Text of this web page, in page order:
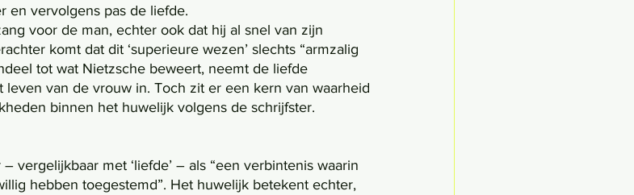
en vervolgens pas de liefde.
komt dat dit ‘superieure wezen’ slechts “armzalig
tot wat Nietzsche beweert, neemt de liefde
van de vrouw in. Toch zit er een kern van waarheid
binnen het huwelijk volgens de schrijfster.
vergelijkbaar met ‘liefde’ – als “een verbintenis waarin
hebben toegestemd”. Het huwelijk betekent echter,